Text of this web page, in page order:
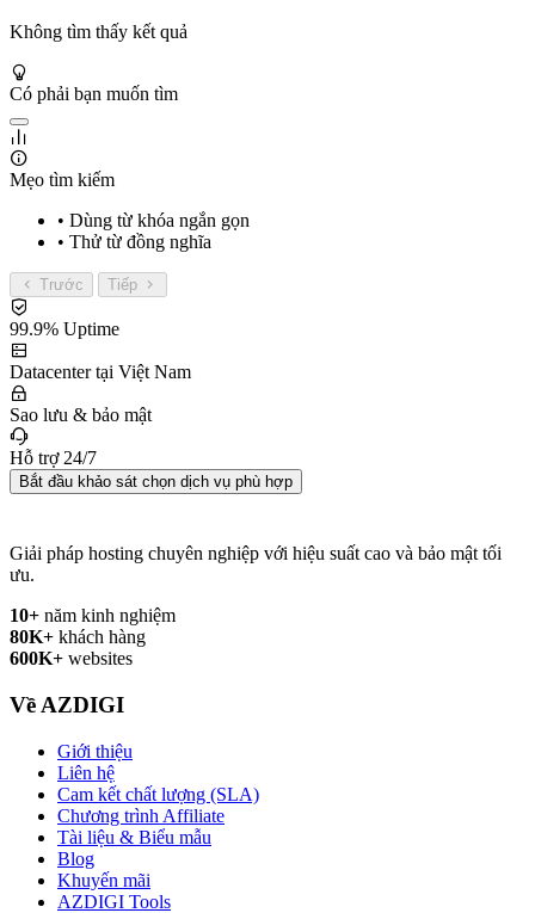
Không tìm thấy kết quả
Có phải bạn muốn tìm
Mẹo tìm kiếm
• Dùng từ khóa ngắn gọn
• Thử từ đồng nghĩa
Trước Tiếp
99.9% Uptime
Datacenter tại Việt Nam
Sao lưu & bảo mật
Hỗ trợ 24/7
Bắt đầu khảo sát chọn dịch vụ phù hợp
Giải pháp hosting chuyên nghiệp với hiệu suất cao và bảo mật tối
ưu.
10+ năm kinh nghiệm
80K+ khách hàng
600K+ websites
Về AZDIGI
Giới thiệu
Liên hệ
Cam kết chất lượng (SLA)
Chương trình Affiliate
Tài liệu & Biểu mẫu
Blog
Khuyến mãi
AZDIGI Tools